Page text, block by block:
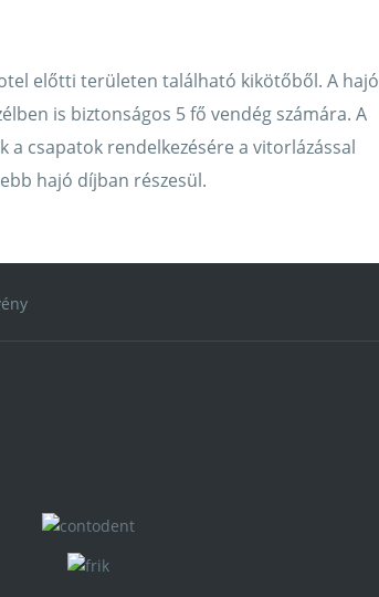
előtti területen található kikötőből. A hajó
is biztonságos 5 fő vendég számára. A
a csapatok rendelkezésére a vitorlázással
hajó díjban részesül.